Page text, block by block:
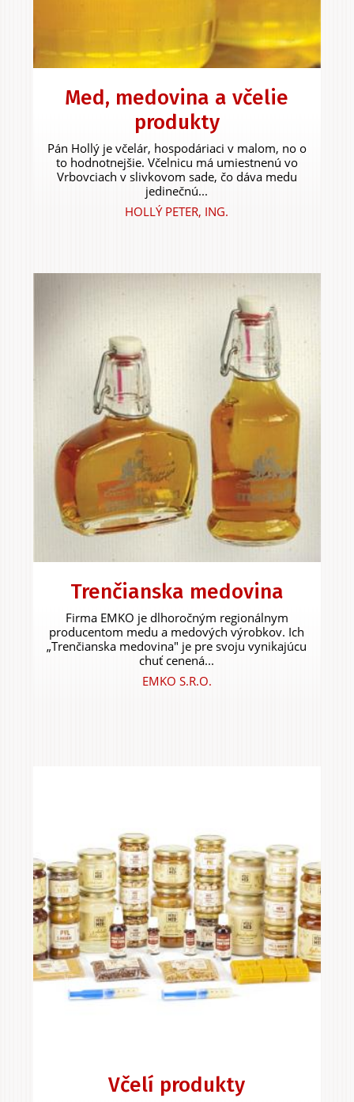
Med, medovina a včelie
produkty
Pán Hollý je včelár, hospodáriaci v malom, no o
to hodnotnejšie. Včelnicu má umiestnenú vo
Vrbovciach v slivkovom sade, čo dáva medu
jedinečnú...
HOLLÝ PETER, ING.
Trenčianska medovina
Firma EMKO je dlhoročným regionálnym
producentom medu a medových výrobkov. Ich
„Trenčianska medovina" je pre svoju vynikajúcu
chuť cenená...
EMKO S.R.O.
Včelí produkty